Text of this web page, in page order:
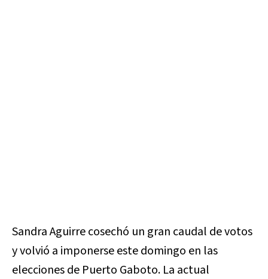
Sandra Aguirre cosechó un gran caudal de votos
y volvió a imponerse este domingo en las
elecciones de Puerto Gaboto. La actual